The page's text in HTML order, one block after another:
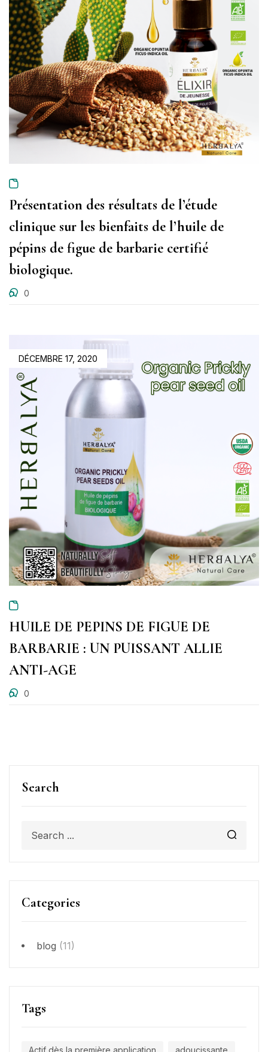
Search
Categories
blog (11)
Tags
Actif dès la première application adoucissante
Présentation des résultats de l’étude
clinique sur les bienfaits de l’huile de
pépins de figue de barbarie certifié
biologique.
0
DÉCEMBRE 17, 2020
HUILE DE PEPINS DE FIGUE DE
BARBARIE : UN PUISSANT ALLIE
ANTI-AGE
0